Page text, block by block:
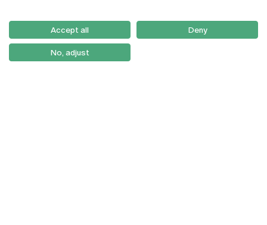
Como Chegar
Newsletter
Accept all Deny
No, adjust